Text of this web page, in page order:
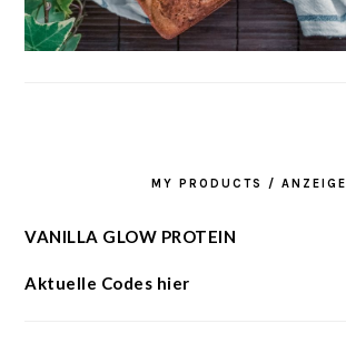
MY PRODUCTS / ANZEIGE
VANILLA GLOW PROTEIN
Aktuelle Codes hier